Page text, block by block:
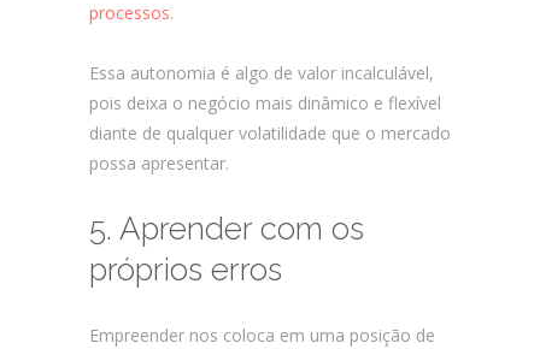
processos.
Essa autonomia é algo de valor incalculável,
pois deixa o negócio mais dinâmico e flexível
diante de qualquer volatilidade que o mercado
possa apresentar.
5. Aprender com os
próprios erros
Empreender nos coloca em uma posição de